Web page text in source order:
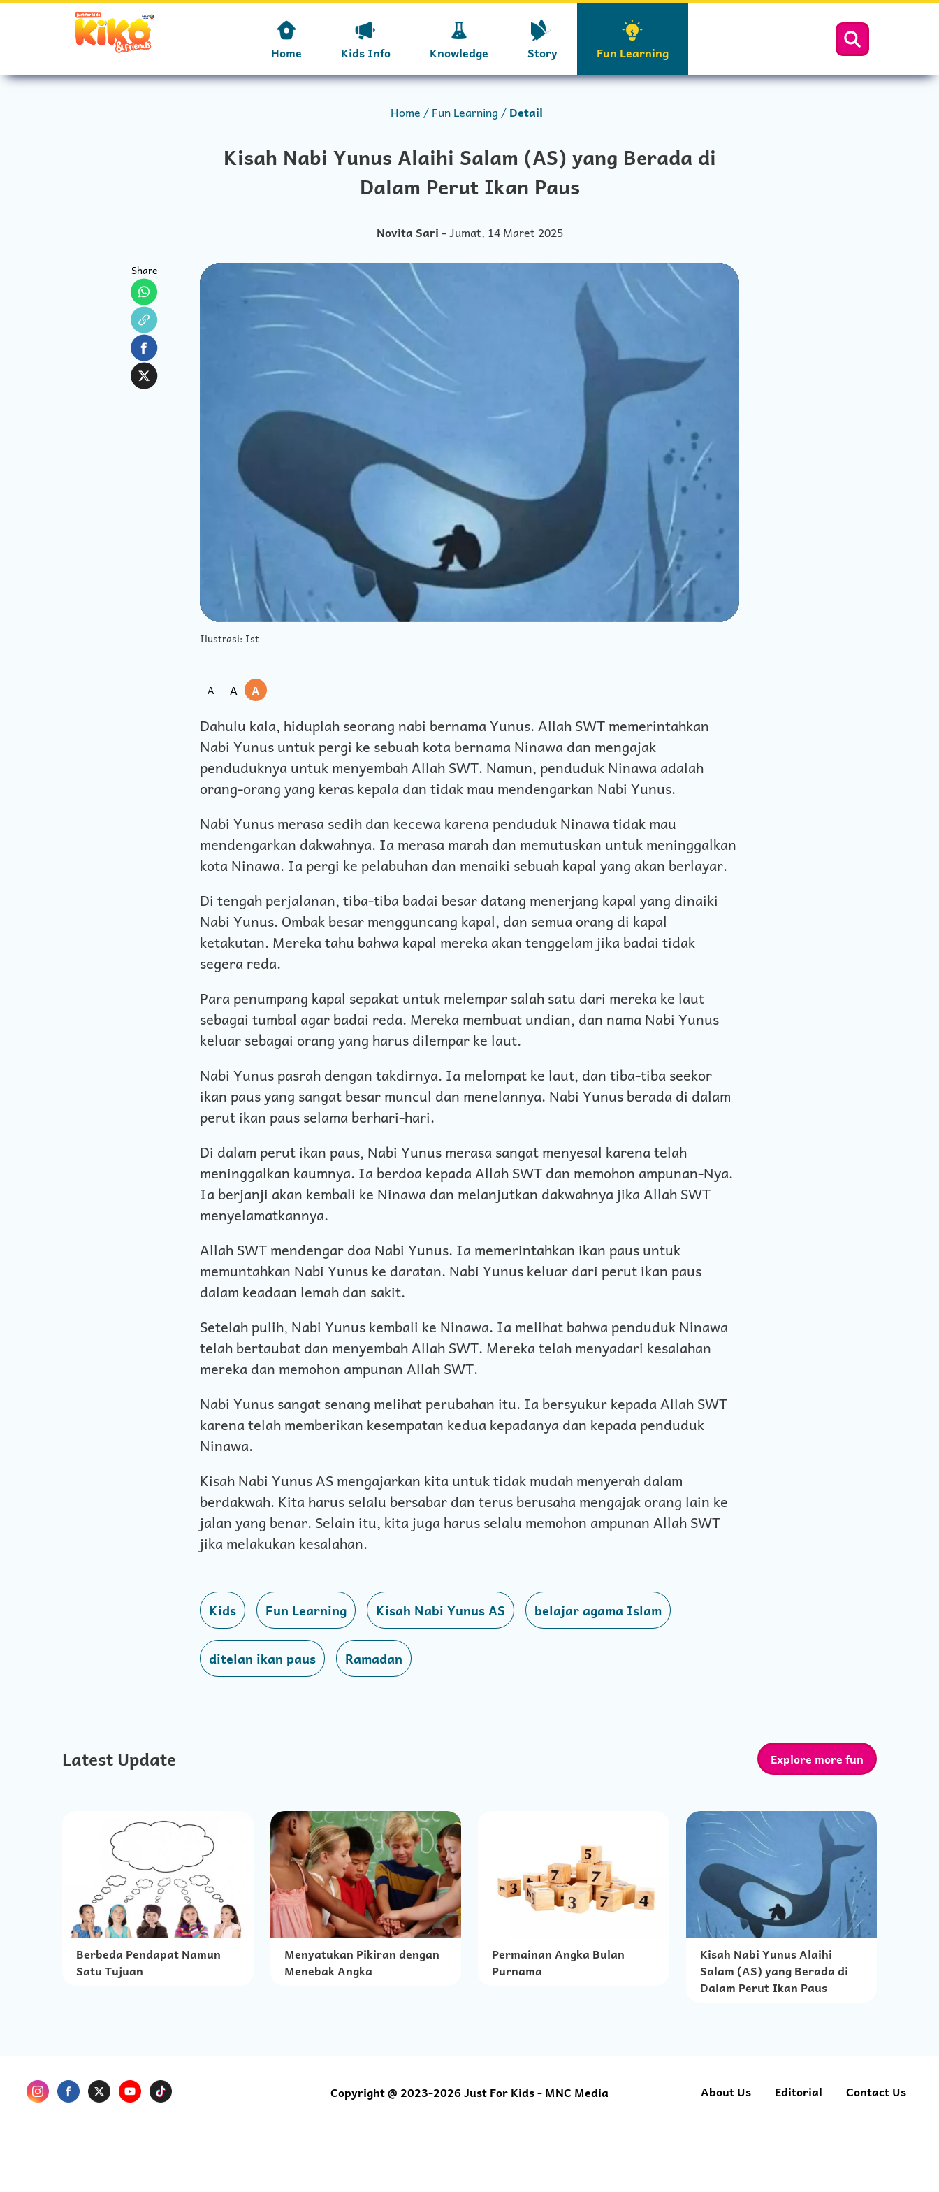
Home Kids Info Knowledge Story Fun Learning
Home Fun Learning Detail
Kisah Nabi Yunus Alaihi Salam (AS) yang Berada di
Dalam Perut Ikan Paus
Novita Sari- Jumat, 14 Maret 2025
Share
Ilustrasi: Ist
A A A
Dahulu kala, hiduplah seorang nabi bernama Yunus. Allah SWT memerintahkan
Nabi Yunus untuk pergi ke sebuah kota bernama Ninawa dan mengajak
penduduknya untuk menyembah Allah SWT. Namun, penduduk Ninawa adalah
orang-orang yang keras kepala dan tidak mau mendengarkan Nabi Yunus.
Nabi Yunus merasa sedih dan kecewa karena penduduk Ninawa tidak mau
mendengarkan dakwahnya. Ia merasa marah dan memutuskan untuk meninggalkan
kota Ninawa. Ia pergi ke pelabuhan dan menaiki sebuah kapal yang akan berlayar.
Di tengah perjalanan, tiba-tiba badai besar datang menerjang kapal yang dinaiki
Nabi Yunus. Ombak besar mengguncang kapal, dan semua orang di kapal
ketakutan. Mereka tahu bahwa kapal mereka akan tenggelam jika badai tidak
segera reda.
Para penumpang kapal sepakat untuk melempar salah satu dari mereka ke laut
sebagai tumbal agar badai reda. Mereka membuat undian, dan nama Nabi Yunus
keluar sebagai orang yang harus dilempar ke laut.
Nabi Yunus pasrah dengan takdirnya. Ia melompat ke laut, dan tiba-tiba seekor
ikan paus yang sangat besar muncul dan menelannya. Nabi Yunus berada di dalam
perut ikan paus selama berhari-hari.
Di dalam perut ikan paus, Nabi Yunus merasa sangat menyesal karena telah
meninggalkan kaumnya. Ia berdoa kepada Allah SWT dan memohon ampunan-Nya.
Ia berjanji akan kembali ke Ninawa dan melanjutkan dakwahnya jika Allah SWT
menyelamatkannya.
Allah SWT mendengar doa Nabi Yunus. Ia memerintahkan ikan paus untuk
memuntahkan Nabi Yunus ke daratan. Nabi Yunus keluar dari perut ikan paus
dalam keadaan lemah dan sakit.
Setelah pulih, Nabi Yunus kembali ke Ninawa. Ia melihat bahwa penduduk Ninawa
telah bertaubat dan menyembah Allah SWT. Mereka telah menyadari kesalahan
mereka dan memohon ampunan Allah SWT.
Nabi Yunus sangat senang melihat perubahan itu. Ia bersyukur kepada Allah SWT
karena telah memberikan kesempatan kedua kepadanya dan kepada penduduk
Ninawa.
Kisah Nabi Yunus AS mengajarkan kita untuk tidak mudah menyerah dalam
berdakwah. Kita harus selalu bersabar dan terus berusaha mengajak orang lain ke
jalan yang benar. Selain itu, kita juga harus selalu memohon ampunan Allah SWT
jika melakukan kesalahan.
Kids Fun Learning Kisah Nabi Yunus AS belajar agama Islam
ditelan ikan paus Ramadan
Latest Update Explore more fun
Berbeda Pendapat Namun
Satu Tujuan
Menyatukan Pikiran dengan
Menebak Angka
Permainan Angka Bulan
Purnama
Kisah Nabi Yunus Alaihi
Salam (AS) yang Berada di
Dalam Perut Ikan Paus
Copyright @ 2023-2026 Just For Kids - MNC Media About Us Editorial Contact Us